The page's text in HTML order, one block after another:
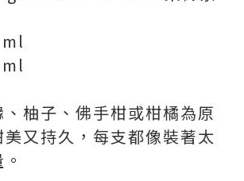
柚子、佛手柑或柑橘為原
又持久，每支都像裝著太